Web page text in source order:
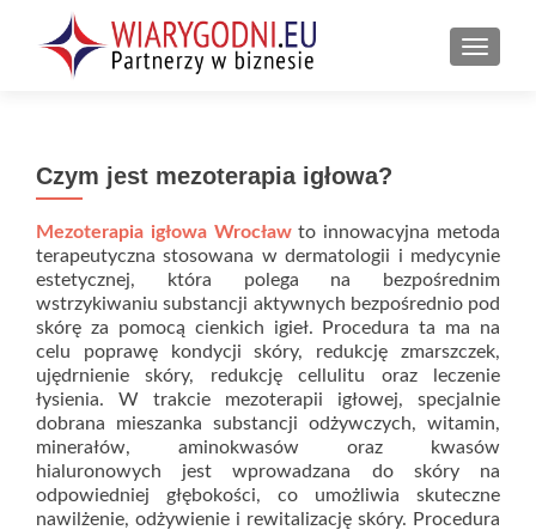
Czym jest mezoterapia igłowa?
Mezoterapia igłowa Wrocławto innowacyjna metoda
terapeutyczna stosowana w dermatologii i medycynie
estetycznej, która polega na bezpośrednim
wstrzykiwaniu substancji aktywnych bezpośrednio pod
skórę za pomocą cienkich igieł. Procedura ta ma na
celu poprawę kondycji skóry, redukcję zmarszczek,
ujędrnienie skóry, redukcję cellulitu oraz leczenie
łysienia. W trakcie mezoterapii igłowej, specjalnie
dobrana mieszanka substancji odżywczych, witamin,
minerałów, aminokwasów oraz kwasów
hialuronowych jest wprowadzana do skóry na
odpowiedniej głębokości, co umożliwia skuteczne
nawilżenie, odżywienie i rewitalizację skóry. Procedura